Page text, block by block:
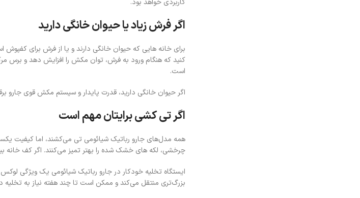
اگر فرش زیاد یا حیوان خانگی دارید
برای خانه هایی که حیوان خانگی دارند و یا از فرش برای
است.
اگر حیوان خانگی دارید، قدرت پایدار و سیستم مکش قوی جارو
اگر تی‌ کشی برایتان مهم است
همه مدل‌های جارو رباتیک شیائومی تی می‌کشند، اما کیفیت
چرخشی، لکه‌ های خشک‌ شده را بهتر تمیز می‌کنند. اگر کف خانه
ایستگاه تخلیه خودکار در جارو رباتیک شیائومی یک ویژگی
بزرگ‌تری منتقل می‌کند و ممکن است تا چند هفته نیاز به تخلیه